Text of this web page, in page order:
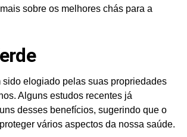
sobre os melhores chás para a
sido elogiado pelas suas propriedades
Alguns estudos recentes já
desses benefícios, sugerindo que o
vários aspectos da nossa saúde.